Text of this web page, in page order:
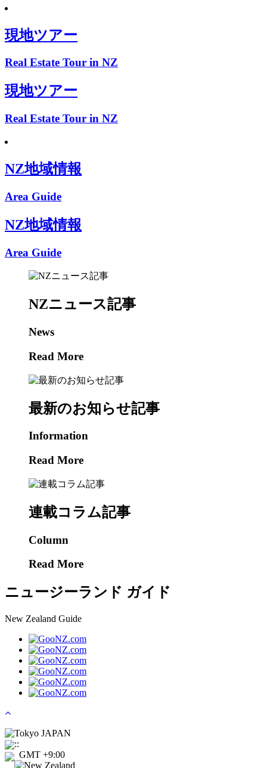
現地ツアー
Real Estate Tour in NZ
現地ツアー
Real Estate Tour in NZ
NZ地域情報
Area Guide
NZ地域情報
Area Guide
NZニュース記事
News
Read More
最新のお知らせ記事
Information
Read More
連載コラム記事
Column
Read More
ニュージーランド ガイド
New Zealand Guide
Tokyo JAPAN
::
GMT +9:00
New Zealand